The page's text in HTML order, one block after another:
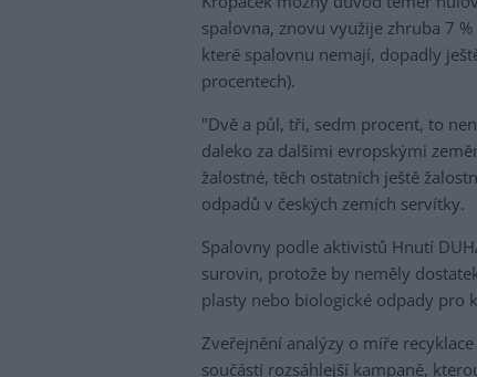
spalovna, znovu využije zhruba 7
které spalovnu nemají, dopadly
procentech).
"Dvě a půl, tři, sedm procent, to
daleko za dalšími evropskými
žalostné, těch ostatních ještě
odpadů v českých zemích servítky.
Spalovny podle aktivistů Hnutí
surovin, protože by neměly
plasty nebo biologické odpady pro
Zveřejnění analýzy o míře
součástí rozsáhlejší kampaně,